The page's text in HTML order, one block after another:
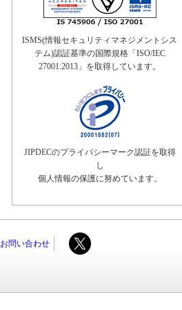
ISMS(情報セキュリティマネジメントシス
テム)認証基準の国際規格「ISO/IEC
27001:2013」を取得しています。
JIPDECのプライバシーマーク認証を取得
し
個人情報の保護に努めています。
お問い合わせ